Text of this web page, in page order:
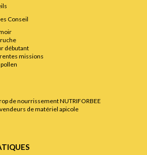
Conseil
débutant
missions
de nourrissement NUTRIFORBEE
de matériel apicole